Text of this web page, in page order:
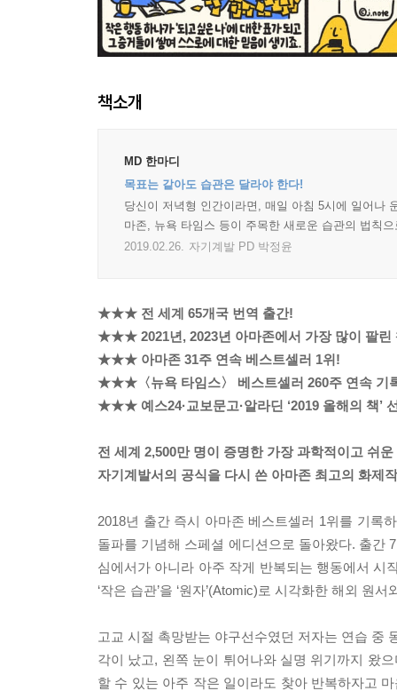
책소개
MD 한마디
목표는 같아도 습관은 달라야 한다!
당신이 저녁형 인간이라면, 매일 아침 5시에 일어나
마존, 뉴욕 타임스 등이 주목한 새로운 습관의 법칙
2019.02.26. 자기계발 PD 박정윤
★★★ 전 세계 65개국 번역 출간!
★★★ 2021년, 2023년 아마존에서 가장 많이 팔린
★★★ 아마존 31주 연속 베스트셀러 1위!
★★★〈뉴욕 타임스〉 베스트셀러 260주 연속 기
★★★ 예스24·교보문고·알라딘 ‘2019 올해의 책’
전 세계 2,500만 명이 증명한 가장 과학적이고 쉬
자기계발서의 공식을 다시 쓴 아마존 최고의 화제
2018년 출간 즉시 아마존 베스트셀러 1위를 기록
돌파를 기념해 스페셜 에디션으로 돌아왔다. 출간
심에서가 아니라 아주 작게 반복되는 행동에서 시
‘작은 습관’을 ‘원자’(Atomic)로 시각화한 해외 원
고교 시절 촉망받는 야구선수였던 저자는 연습 중
각이 났고, 왼쪽 눈이 튀어나와 실명 위기까지 왔
할 수 있는 아주 작은 일이라도 찾아 반복하자고